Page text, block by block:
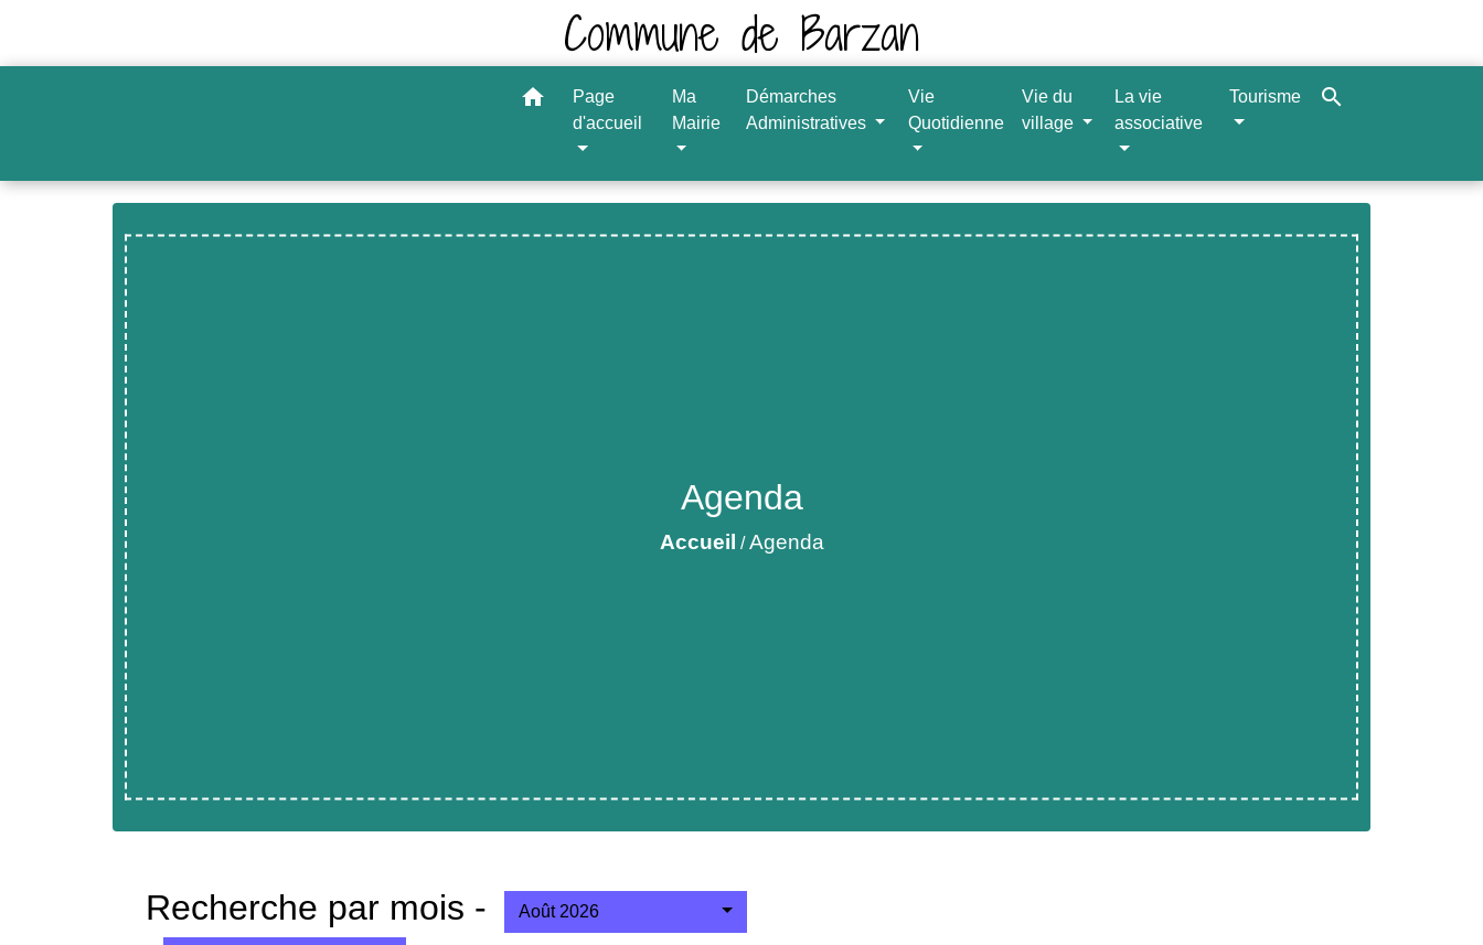
Commune de Barzan
home
Page
d'accueil
Ma
Mairie
Démarches
Administratives
Vie
Quotidienne
Vie du
village
La vie
associative
Tourisme search
Agenda
Accueil /Agenda
Recherche par mois - Août 2026